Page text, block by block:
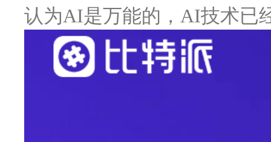
认为AI是万能的，AI技术已